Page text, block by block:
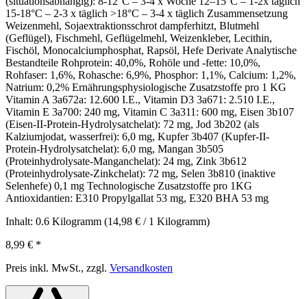
15-18°C – 2-3 x täglich >18°C – 3-4 x täglich Zusammensetzung
Weizenmehl, Sojaextraktionsschrot dampferhitzt, Blutmehl
(Geflügel), Fischmehl, Geflügelmehl, Weizenkleber, Lecithin,
Fischöl, Monocalciumphosphat, Rapsöl, Hefe Derivate Analytische
Bestandteile Rohprotein: 40,0%, Rohöle und -fette: 10,0%,
Rohfaser: 1,6%, Rohasche: 6,9%, Phosphor: 1,1%, Calcium: 1,2%,
Natrium: 0,2% Ernährungsphysiologische Zusatzstoffe pro 1 KG
Vitamin A 3a672a: 12.600 I.E., Vitamin D3 3a671: 2.510 I.E.,
Vitamin E 3a700: 240 mg, Vitamin C 3a311: 600 mg, Eisen 3b107
(Eisen-II-Protein-Hydrolysatchelat): 72 mg, Jod 3b202 (als
Kalziumjodat, wasserfrei): 6,0 mg, Kupfer 3b407 (Kupfer-II-
Protein-Hydrolysatchelat): 6,0 mg, Mangan 3b505
(Proteinhydrolysate-Manganchelat): 24 mg, Zink 3b612
(Proteinhydrolysate-Zinkchelat): 72 mg, Selen 3b810 (inaktive
Selenhefe) 0,1 mg Technologische Zusatzstoffe pro 1KG
Antioxidantien: E310 Propylgallat 53 mg, E320 BHA 53 mg
Inhalt: 0.6 Kilogramm (14,98 € / 1 Kilogramm)
8,99 € *
Preis inkl. MwSt., zzgl. Versandkosten